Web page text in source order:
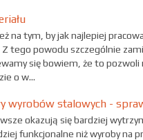
na tym, by jak najlepiej
Z tego powodu szczególnie
się bowiem, że to
o w...
wyrobów stalowych -
okazują się bardziej
funkcjonalne niż wyroby na